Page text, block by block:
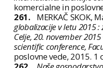
komercialne in
261.
MERKAČ SKOK,
globalizacije v letu 2015
Celje, 20. november
scientific conference,
poslovne vede, 2015. 1